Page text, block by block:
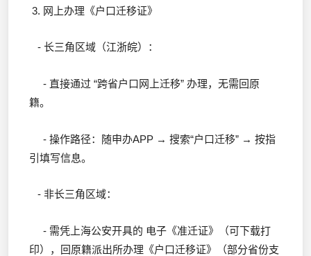
3. 网上办理《户口迁移证》
- 长三角区域（江浙皖）：
- 直接通过 “跨省户口网上迁移” 办理，无需回原
籍。
- 操作路径：随申办APP → 搜索“户口迁移” → 按指
引填写信息。
- 非长三角区域：
- 需凭上海公安开具的 电子《准迁证》（可下载打
印），回原籍派出所办理《户口迁移证》（部分省份支